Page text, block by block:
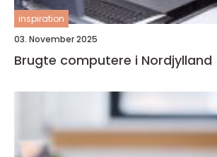
inspiration
03. November 2025
Brugte computere i Nordjylland